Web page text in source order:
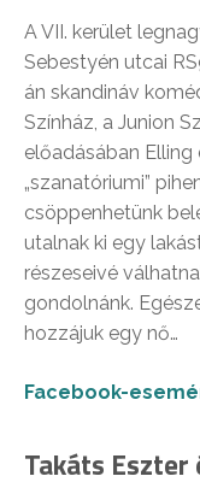
A VII. kerület
Sebestyén utcai
án skandináv
Színház, a Junion
előadásában
„szanatóriumi”
csöppenhetünk
utalnak ki egy
részeseivé
gondolnánk.
hozzájuk egy nő…
Facebook-
Takáts